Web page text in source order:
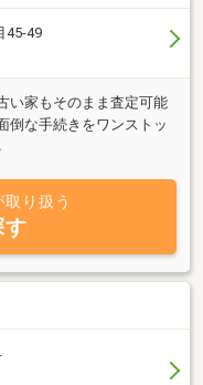
45-49
い家もそのまま査定可能
倒な手続きをワンストッ
る「囲い込みなし」で早
り扱う
す